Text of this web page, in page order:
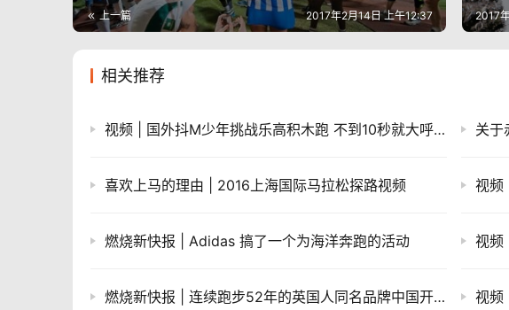
上一篇 2017年2月14日 上午12:37 2017
相关推荐
视频 | 国外抖M少年挑战乐高积木跑 不到10秒就大呼f**k 关于
喜欢上马的理由 | 2016上海国际马拉松探路视频 视频
燃烧新快报 | Adidas 搞了一个为海洋奔跑的活动 视频
燃烧新快报 | 连续跑步52年的英国人同名品牌中国开售 视频